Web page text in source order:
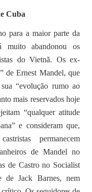
Cuba
para a maior parte da
muito abandonou os
do Vietnã. Os ex-
de Ernest Mandel, que
“evolução rumo ao
mais reservados hoje
“qualquer atitude
e consideram que,
permanecem
de Mandel no
de Castro no Socialist
de Jack Barnes, nem